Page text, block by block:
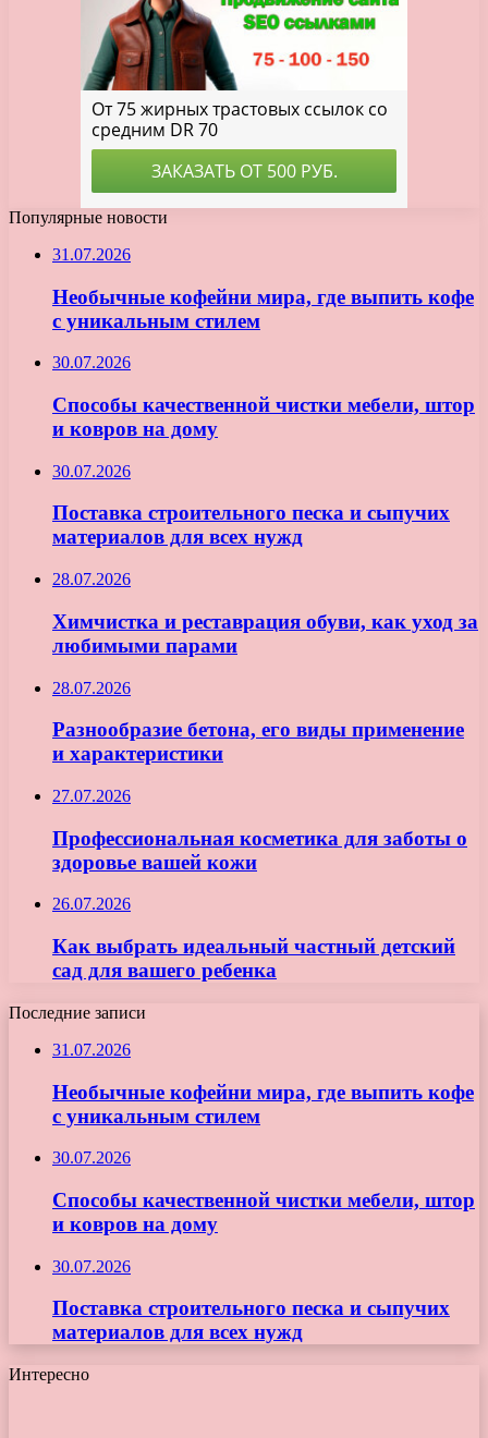
Популярные новости
31.07.2026
Необычные кофейни мира, где выпить кофе
с уникальным стилем
30.07.2026
Способы качественной чистки мебели, штор
и ковров на дому
30.07.2026
Поставка строительного песка и сыпучих
материалов для всех нужд
28.07.2026
Химчистка и реставрация обуви, как уход за
любимыми парами
28.07.2026
Разнообразие бетона, его виды применение
и характеристики
27.07.2026
Профессиональная косметика для заботы о
здоровье вашей кожи
26.07.2026
Как выбрать идеальный частный детский
сад для вашего ребенка
Последние записи
31.07.2026
Необычные кофейни мира, где выпить кофе
с уникальным стилем
30.07.2026
Способы качественной чистки мебели, штор
и ковров на дому
30.07.2026
Поставка строительного песка и сыпучих
материалов для всех нужд
Интересно